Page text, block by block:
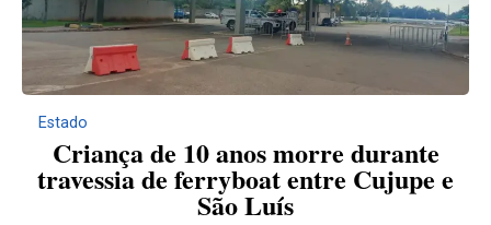
Estado
Criança de 10 anos morre durante
travessia de ferryboat entre Cujupe e
São Luís